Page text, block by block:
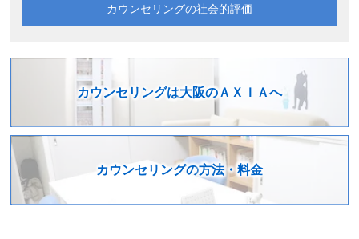
カウンセリングの社会的評価
カウンセリングは大阪のＡＸＩＡへ
カウンセリングの方法・料金